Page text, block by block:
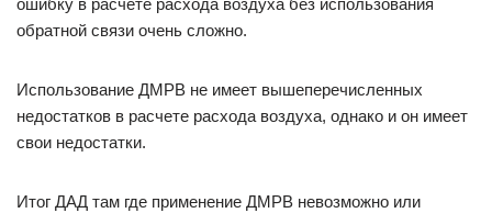
ошибку в расчете расхода воздуха без использования
обратной связи очень сложно.
Использование ДМРВ не имеет вышеперечисленных
недостатков в расчете расхода воздуха, однако и он имеет
свои недостатки.
Итог ДАД там где применение ДМРВ невозможно или